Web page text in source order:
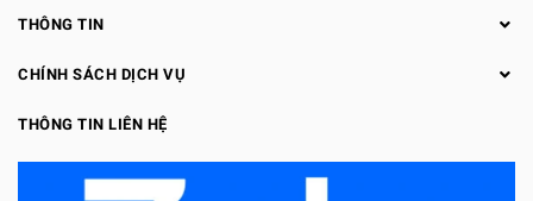
THÔNG TIN
CHÍNH SÁCH DỊCH VỤ
THÔNG TIN LIÊN HỆ